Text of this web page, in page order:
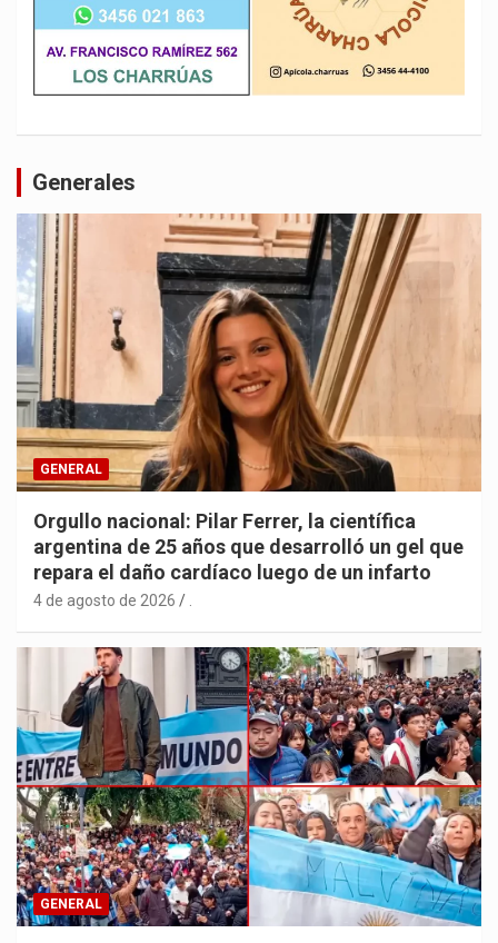
Generales
GENERAL
Orgullo nacional: Pilar Ferrer, la científica
argentina de 25 años que desarrolló un gel que
repara el daño cardíaco luego de un infarto
4 de agosto de 2026 .
GENERAL